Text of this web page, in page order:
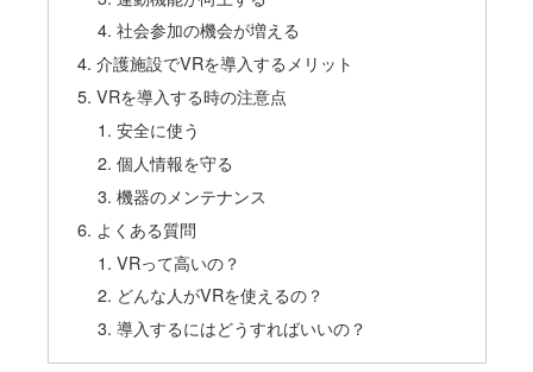
社会参加の機会が増える
介護施設でVRを導入するメリット
VRを導入する時の注意点
安全に使う
個人情報を守る
機器のメンテナンス
よくある質問
VRって高いの？
どんな人がVRを使えるの？
導入するにはどうすればいいの？